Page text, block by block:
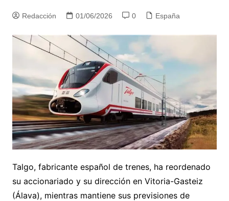
Redacción 01/06/2026 0 España
Talgo, fabricante español de trenes, ha reordenado
su accionariado y su dirección en Vitoria-Gasteiz
(Álava), mientras mantiene sus previsiones de